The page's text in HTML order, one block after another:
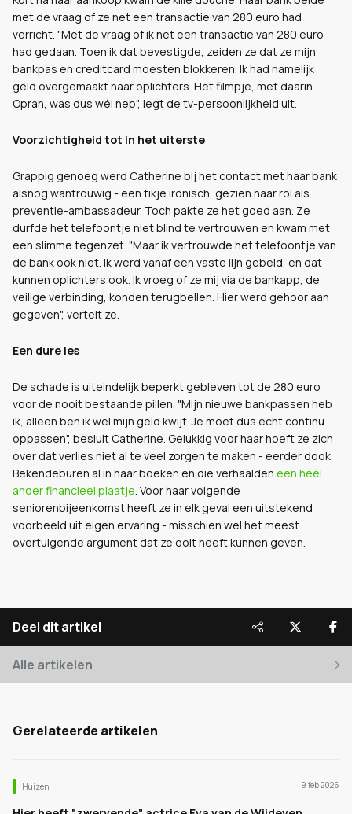
met de vraag of ze net een transactie van 280 euro had
verricht. "Met de vraag of ik net een transactie van 280 euro
had gedaan. Toen ik dat bevestigde, zeiden ze dat ze mijn
bankpas en creditcard moesten blokkeren. Ik had namelijk
geld overgemaakt naar oplichters. Het filmpje, met daarin
Oprah, was dus wél nep", legt de tv-persoonlijkheid uit.
Voorzichtigheid tot in het uiterste
Grappig genoeg werd Catherine bij het contact met haar bank
alsnog wantrouwig - een tikje ironisch, gezien haar rol als
preventie-ambassadeur. Toch pakte ze het goed aan. Ze
durfde het telefoontje niet blind te vertrouwen en kwam met
een slimme tegenzet. "Maar ik vertrouwde het telefoontje van
de bank ook niet. Ik werd vanaf een vaste lijn gebeld, en dat
kunnen oplichters ook. Ik vroeg of ze mij via de bankapp, de
veilige verbinding, konden terugbellen. Hier werd gehoor aan
gegeven", vertelt ze.
Een dure les
De schade is uiteindelijk beperkt gebleven tot de 280 euro
voor de nooit bestaande pillen. "Mijn nieuwe bankpassen heb
ik, alleen ben ik wel mijn geld kwijt. Je moet dus echt continu
oppassen", besluit Catherine. Gelukkig voor haar hoeft ze zich
over dat verlies niet al te veel zorgen te maken - eerder dook
Bekendeburen al in haar boeken en die verhaalden een héél
ander financieel plaatje. Voor haar volgende
seniorenbijeenkomst heeft ze in elk geval een uitstekend
voorbeeld uit eigen ervaring - misschien wel het meest
overtuigende argument dat ze ooit heeft kunnen geven.
Deel dit artikel
Alle artikelen
Gerelateerde artikelen
Huizen 9 feb 2026